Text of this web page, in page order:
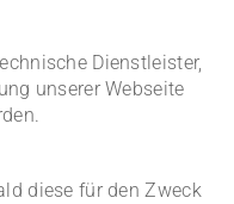
Dienstleister,
unserer Webseite
diese für den Zweck